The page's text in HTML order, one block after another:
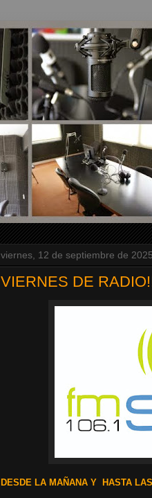
viernes, 12 de septiembre de 2025
VIERNES DE
DESDE LA MAÑANA Y HASTA